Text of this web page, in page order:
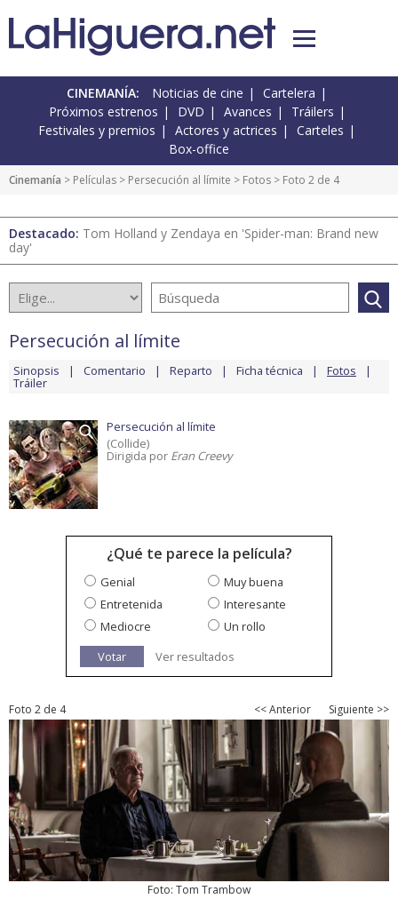
CINEMANÍA: Noticias de cine
Cartelera
Próximos estrenos
DVD Avances
Tráilers
Festivales y premios
Actores y actrices
Carteles
Box-office
Cinemanía > Películas > Persecución al límite > Fotos > Foto 2 de 4
Destacado: Tom Holland y Zendaya en 'Spider-man: Brand new
day'
Persecución al límite
Sinopsis Comentario Reparto Ficha técnica Fotos
Tráiler
Persecución al límite
(Collide)
Dirigida por Eran Creevy
¿Qué te parece la película?
Genial
Muy buena
Entretenida
Interesante
Mediocre
Un rollo
Votar
Ver resultados
Foto 2 de 4 << Anterior Siguiente >>
Foto: Tom Trambow